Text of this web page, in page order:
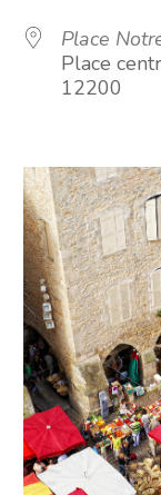
Place
Place
12200